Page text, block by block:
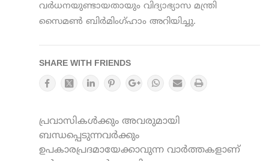
വര്‍ധനയുണ്ടായതായും വിദ്യാഭ്യാസ മന്ത്രി
സൈമണ്‍ ബിര്‍മിംഗ്ഹാം അറിയിച്ചു.
SHARE WITH FRIENDS
പ്രവാസികൾക്കും അവരുമായി
ബന്ധപ്പെടുന്നവർക്കും
ഉപകാരപ്രദമായേക്കാവുന്ന വാർത്തകളാണ്